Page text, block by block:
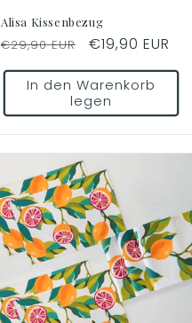
Alisa Kissenbezug
Normaler
Preis
€29,90 EUR Verkaufspreis
€19,90 EUR
In den Warenkorb
legen